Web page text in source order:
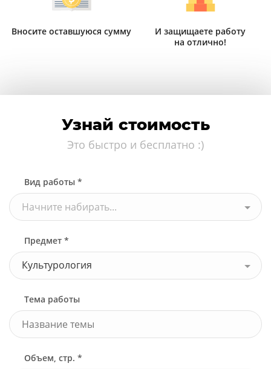
Вносите оставшуюся сумму
И защищаете работу
на отлично!
Узнай стоимость
Это быстро и бесплатно :)
Вид работы *
Начните набирать...
Предмет *
Культурология
Тема работы
Объем, стр. *